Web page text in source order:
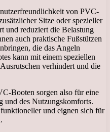
von PVC-
Sitze oder spezieller
und reduziert die Belastung
auch praktische Fußstützen
die das Angeln
kann mit einem speziellen
verhindert und die
Booten sorgen also für eine
und des Nutzungskomforts.
und eignen sich für